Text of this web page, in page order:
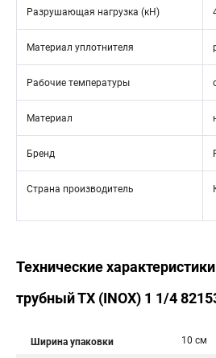
Разрушающая нагрузка (кН)
Материал уплотнителя
Рабочие температуры
Материал
Бренд
Страна производитель
Технические
трубный ТХ (INOX) 1 1/4
Ширина упаковки 10 см